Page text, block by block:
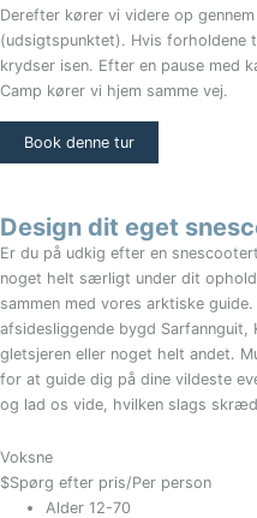
Derefter kører vi videre op
(udsigtspunktet). Hvis forholdene
krydser isen. Efter en pause med
Camp kører vi hjem samme vej.
Book denne tur
Design dit eget
Er du på udkig efter en
noget helt særligt under dit
sammen med vores arktiske
afsidesliggende bygd
gletsjeren eller noget helt andet.
for at guide dig på dine vildeste
og lad os vide, hvilken slags
Voksne
$Spørg efter pris/Per person
Alder 12-70